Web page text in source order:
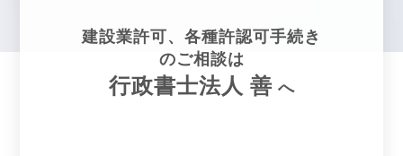
建設業許可、各種許認可手続き
のご相談は
行政書士法人 善 へ